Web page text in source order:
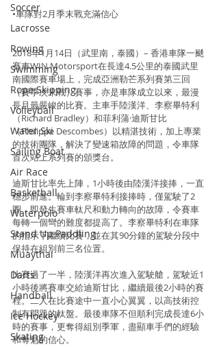
Soccer
Lacrosse
Rowing
Swimming
Rope Skipping
Volleyball
Water Ski
Sailing Boat
Air Race
Basketball
Waterpolo
Stand Up Paddling
Muaythai
Darts
Handball
Ice Hockey
Skating
•車隊對2月季末戰充滿信心
2018年1月14日（武里南，泰國）– 香港車隊一颷
賽車WIN Motorsport在長達4.5公里的泰國武里
南國際賽車場上，完成亞洲勒芒系列賽第三回
（賽季次末戰）賽事，亦是車隊成立以來，最漫
長且最嚴峻的比賽。主車手陸漢洋、李察畢特利
（Richard Bradley）和菲利蒲·迪斯甘比
（Philippe Descombes）以精湛技術，加上專業
的技術團隊，解決了變速箱故障的問題，令車隊
首次站上系列賽的頒獎台。
迪斯甘比率先上陣，1小時後由陸漢洋接捧，一直
穩步前進。輪到李察畢特利接捧時，僅駕駛了2
圈，即發生賽車軚尺和動力轉向的故障，令賽車
每轉一個彎的難度都提高了。李察畢特利在車隊
的指示下繼續比賽，並在其90分鐘的駕駛分段中
保持在組別前三名位置。
比賽過了一半，陸漢洋再次進入駕駛艙，駕駛近1
小時後將賽車交給迪斯甘比，繼續最後2小時的賽
程。二人在比賽途中一直小心翼翼，以高技術控
制有問題的軚盤。最後車隊不但順利完成長達6小
時的賽事，更奪得組別季軍，盡顯車手們的經驗
和奪魁的信心。